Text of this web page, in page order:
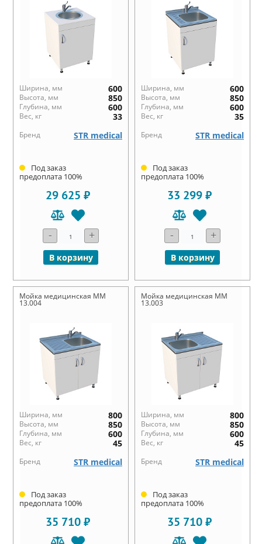
Ширина, мм 600
Высота, мм 850
Глубина, мм 600
Вес, кг 33
Бренд STR medical
Под заказ
предоплата 100%
29 625 ₽
- +
В корзину
Ширина, мм 600
Высота, мм 850
Глубина, мм 600
Вес, кг 35
Бренд STR medical
Под заказ
предоплата 100%
33 299 ₽
- +
В корзину
Мойка медицинская ММ
13.004
Ширина, мм 800
Высота, мм 850
Глубина, мм 600
Вес, кг 45
Бренд STR medical
Под заказ
предоплата 100%
35 710 ₽
Мойка медицинская ММ
13.003
Ширина, мм 800
Высота, мм 850
Глубина, мм 600
Вес, кг 45
Бренд STR medical
Под заказ
предоплата 100%
35 710 ₽